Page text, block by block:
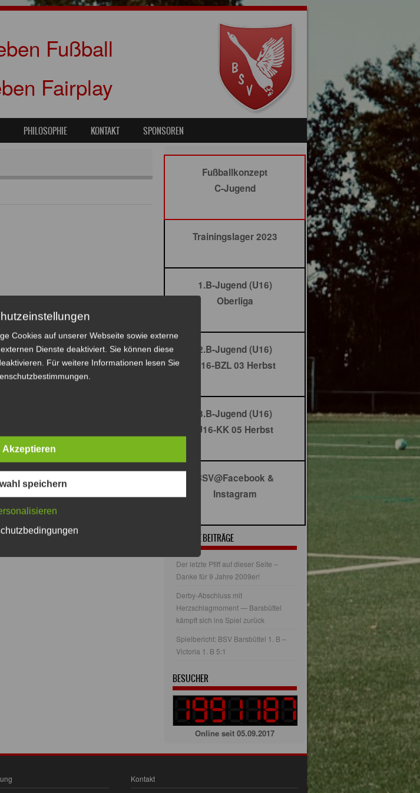
Fußball
Fairplay
PHILOSOPHIE KONTAKT SPONSOREN
Fußballkonzept
C-Jugend
Trainingslager 2023
1.B-Jugend (U16)
Oberliga
2.B-Jugend (U16)
U16-BZL 03 Herbst
3.B-Jugend (U16)
U16-KK 05 Herbst
BSV@Facebook &
Instagram
NEUESTE BEITRÄGE
Der letzte Pfiff auf dieser Seite –
Danke für 9 Jahre 2009er!
Derby-Abschluss mit
Herzschlagmoment — Barsbüttel
kämpft sich ins Spiel zurück
Spielbericht: BSV Barsbüttel 1. B –
Victoria 1. B 5:1
BESUCHER
Online seit 05.09.2017
Kontakt
Cookies auf unserer Webseite sowie externe
Dienste deaktiviert. Sie können diese
Für weitere Informationen lesen Sie
Akzeptieren
speichern